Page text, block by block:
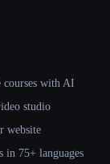
courses with AI
studio
website
in 75+ languages